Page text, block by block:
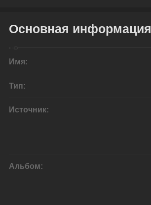
Основная информация
Имя:
Тип:
Источник:
Альбом: